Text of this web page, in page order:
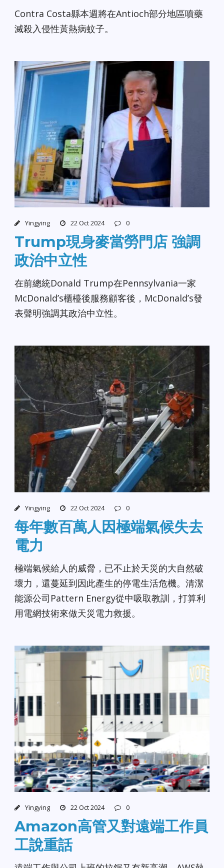
Contra Costa縣本週將在Antioch部分地區噴藥
滅殺入侵性黃熱病蚊子。
Yingying 22 Oct 2024 0
Trump現身麥當勞門店 強調
政治中立性
在前總統Donald Trump在Pennsylvania一家
McDonald’s櫃檯後服務顧客後，McDonald’s發
表聲明強調其政治中立性。
Yingying 22 Oct 2024 0
每年數百萬人因極端氣候失去
電力
極端氣候給人的威脅，已不止於天災的大自然破
壞力，還蔓延到因此產生的停電生活危機。清潔
能源公司Pattern Energy從中吸取教訓，打算利
用電網技術來做天災電力救援。
Yingying 22 Oct 2024 0
Amazon高管又對遠端工作員
工說重話